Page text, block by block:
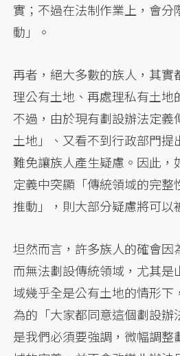
實；不過在法制作業上，會分
動」。
再者，絕大多數的族人，其實
理公有土地、再處理私有土地
不過，由於現有劃設辦法定義
土地」、又看不到行政部門提
難免讓族人產生疑慮。因此，
定義中突顯「傳統領域的完整
推動」，則大部分疑慮將可以
坦然而言，許多族人的確會因
而無法劃設傳統領域，尤其是
域幾乎全是公有土地的情形下
為的「大家都同意這個劃設辦
是我們必須要強調，微幅調整